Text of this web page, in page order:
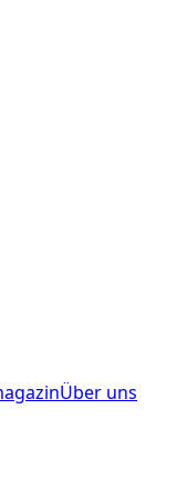
Über uns